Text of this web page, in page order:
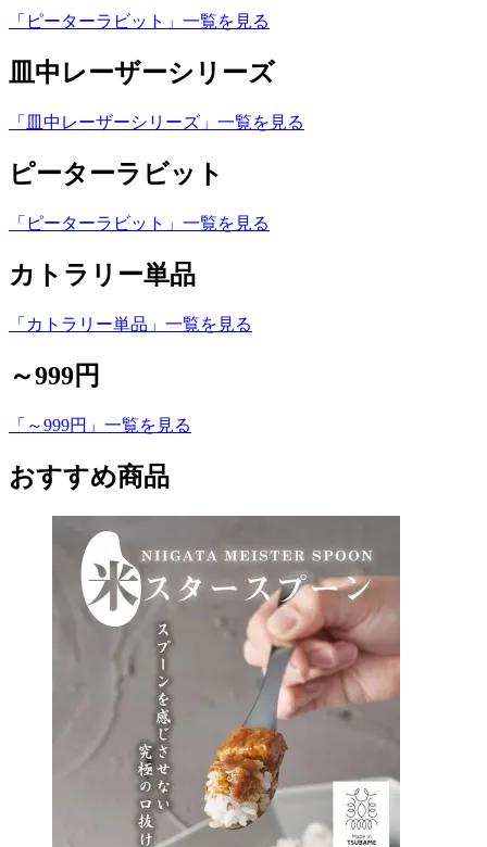
「ピーターラビット」一覧を見る
皿中レーザーシリーズ
「皿中レーザーシリーズ」一覧を見る
ピーターラビット
「ピーターラビット」一覧を見る
カトラリー単品
「カトラリー単品」一覧を見る
～999円
「～999円」一覧を見る
おすすめ商品